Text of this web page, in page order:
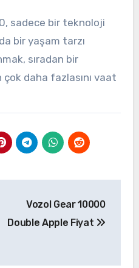
sadece bir teknoloji
bir yaşam tarzı
sıradan bir
daha fazlasını vaat
Vozol Gear 10000
Double Apple Fiyat